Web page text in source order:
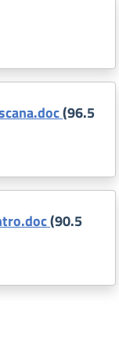
(96.5
(90.5